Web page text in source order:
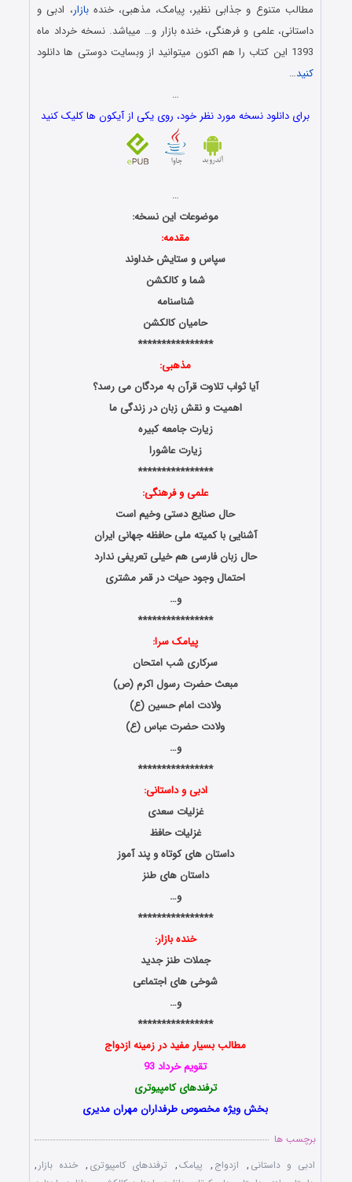
مطالب متنوع و جذابی نظیر، پیامک، مذهبی، خندهبازار، ادبی و
داستانی، علمی و فرهنگی، خنده بازار و… میباشد. نسخه خرداد ماه
1393 این کتاب را هم اکنون میتوانید از وبسایت دوستی ها دانلود
کنید…
…
برای دانلود نسخه مورد نظر خود، روی یکی از آیکون ها کلیک کنید
…
موضوعات این نسخه:
مقدمه:
سپاس و ستایش خداوند
شما و کالکشن
شناسنامه
حامیان کالکشن
****************
مذهبی:
آیا ثواب تلاوت قرآن به مردگان می رسد؟
اهمیت و نقش زبان در زندگی ما
زیارت جامعه کبیره
زیارت عاشورا
****************
علمی و فرهنگی:
حال صنایع دستی وخیم است
آشنایی با کمیته ملی حافظه جهانی ایران
حال زبان فارسی هم خیلی تعریفی ندارد
احتمال وجود حیات در قمر مشتری
و…
****************
پیامک سرا:
سرکاری شب امتحان
مبعث حضرت رسول اکرم (ص)
ولادت امام حسین (ع)
ولادت حضرت عباس (ع)
و…
****************
ادبی و داستانی:
غزلیات سعدی
غزلیات حافظ
داستان های کوتاه و پند آموز
داستان های طنز
و…
****************
خنده بازار:
جملات طنز جدید
شوخی های اجتماعی
و…
****************
مطالب بسیار مفید در زمینه ازدواج
تقویم خرداد 93
ترفندهای کامپیوتری
بخش ویژه مخصوص طرفداران مهران مدیری
برچسب ها
ادبی و داستانی , ازدواج , پیامک, ترفندهای کامپیوتری , خنده بازار ,